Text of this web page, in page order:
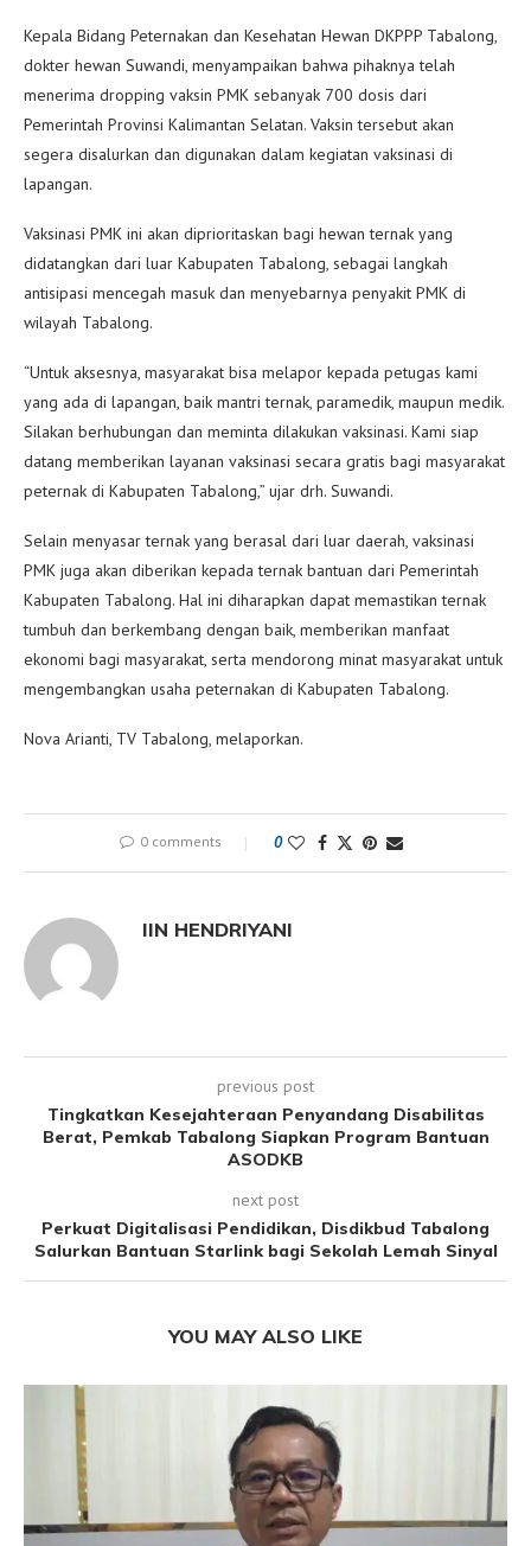
Kepala Bidang Peternakan dan Kesehatan Hewan DKPPP Tabalong,
dokter hewan Suwandi, menyampaikan bahwa pihaknya telah
menerima dropping vaksin PMK sebanyak 700 dosis dari
Pemerintah Provinsi Kalimantan Selatan. Vaksin tersebut akan
segera disalurkan dan digunakan dalam kegiatan vaksinasi di
lapangan.
Vaksinasi PMK ini akan diprioritaskan bagi hewan ternak yang
didatangkan dari luar Kabupaten Tabalong, sebagai langkah
antisipasi mencegah masuk dan menyebarnya penyakit PMK di
wilayah Tabalong.
“Untuk aksesnya, masyarakat bisa melapor kepada petugas kami
yang ada di lapangan, baik mantri ternak, paramedik, maupun medik.
Silakan berhubungan dan meminta dilakukan vaksinasi. Kami siap
datang memberikan layanan vaksinasi secara gratis bagi masyarakat
peternak di Kabupaten Tabalong,” ujar drh. Suwandi.
Selain menyasar ternak yang berasal dari luar daerah, vaksinasi
PMK juga akan diberikan kepada ternak bantuan dari Pemerintah
Kabupaten Tabalong. Hal ini diharapkan dapat memastikan ternak
tumbuh dan berkembang dengan baik, memberikan manfaat
ekonomi bagi masyarakat, serta mendorong minat masyarakat untuk
mengembangkan usaha peternakan di Kabupaten Tabalong.
Nova Arianti, TV Tabalong, melaporkan.
0 comments 0
IIN HENDRIYANI
previous post
Tingkatkan Kesejahteraan Penyandang Disabilitas
Berat, Pemkab Tabalong Siapkan Program Bantuan
ASODKB
next post
Perkuat Digitalisasi Pendidikan, Disdikbud Tabalong
Salurkan Bantuan Starlink bagi Sekolah Lemah Sinyal
YOU MAY ALSO LIKE